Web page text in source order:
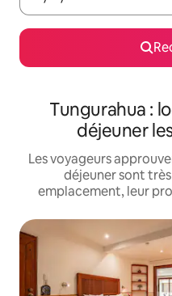
Tungurahua :
déjeuner
Les voyageurs
déjeuner sont
emplacement, leur